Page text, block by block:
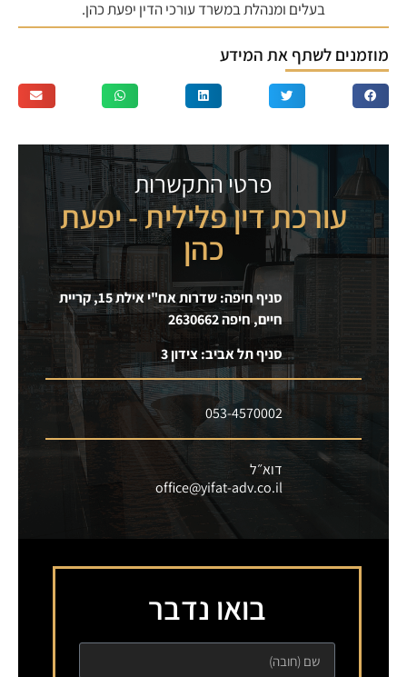
בעלים ומנהלת במשרד עורכי הדין יפעת כהן.
מוזמנים לשתף את המידע
פרטי התקשרות
עורכת דין פלילית - יפעת
כהן
סניף חיפה: שדרות אח"י אילת 15, קריית
חיים, חיפה 2630662
סניף תל אביב: צידון 3
053-4570002
דוא״ל
office@yifat-adv.co.il
בואו נדבר